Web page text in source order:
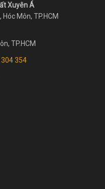
Xuyên Á
Môn, TP.HCM
TP.HCM
354